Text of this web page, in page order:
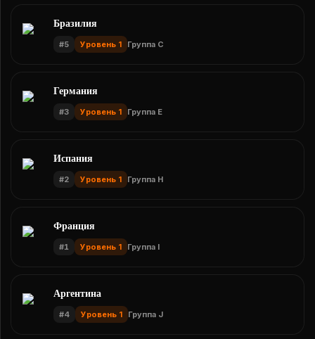
Бразилия
#5 Уровень 1 Группа C
Германия
#3 Уровень 1 Группа E
Испания
#2 Уровень 1 Группа H
Франция
#1 Уровень 1 Группа I
Аргентина
#4 Уровень 1 Группа J